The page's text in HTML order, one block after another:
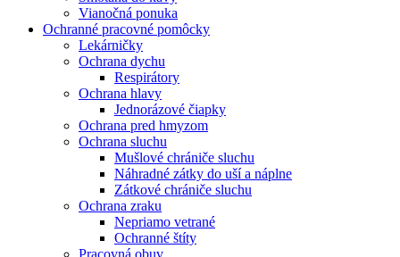
Vianočná ponuka
Ochranné pracovné pomôcky
Lekárničky
Ochrana dychu
Respirátory
Ochrana hlavy
Jednorázové čiapky
Ochrana pred hmyzom
Ochrana sluchu
Mušlové chrániče sluchu
Náhradné zátky do uší a náplne
Zátkové chrániče sluchu
Ochrana zraku
Nepriamo vetrané
Ochranné štíty
Pracovná obuv